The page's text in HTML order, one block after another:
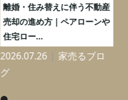
離婚・住み替えに伴う不動産
売却の進め方｜ペアローンや
住宅ロー...
2026.07.26
家売るブロ
グ